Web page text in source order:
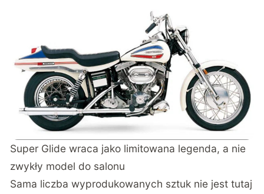
Super Glide wraca jako limitowana legenda, a nie
zwykły model do salonu
Sama liczba wyprodukowanych sztuk nie jest tutaj